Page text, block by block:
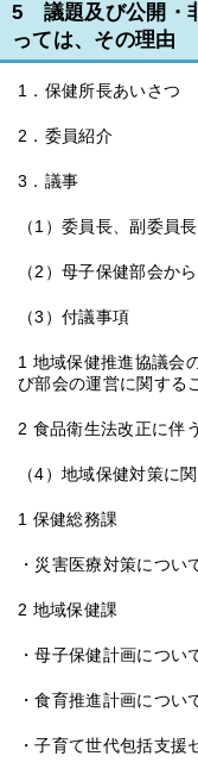
5 議題及び公開・
っては、その理由
1．保健所長あいさつ
2．委員紹介
3．議事
（1）委員長、副委員
（2）母子保健部会か
（3）付議事項
1 地域保健推進協議会
び部会の運営に関する
2 食品衛生法改正に伴
（4）地域保健対策に
1 保健総務課
・災害医療対策につい
2 地域保健課
・母子保健計画につい
・食育推進計画につい
・子育て世代包括支援